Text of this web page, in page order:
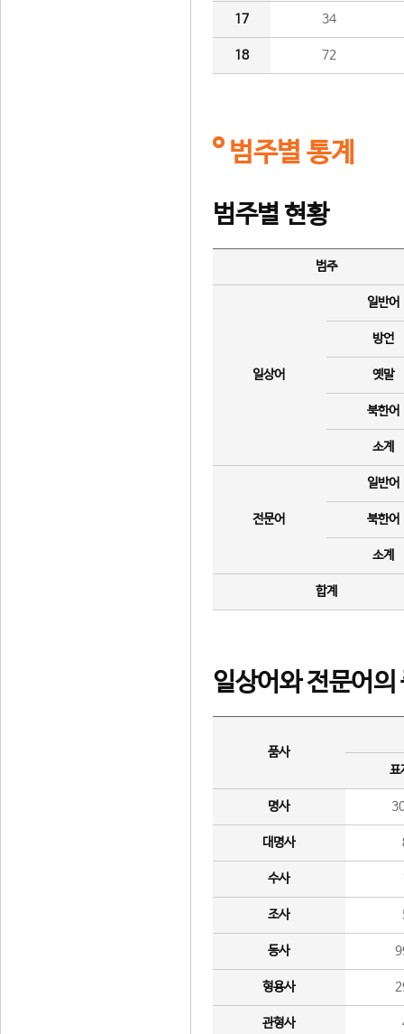
17 34
18 72
범주별 통계
범주별 현황
범주
일상어
일반어
방언
옛말
북한어
소계
전문어
일반어
북한어
소계
합계
일상어와 전문어의
품사
표
명사
대명사
수사
조사
동사
형용사
관형사